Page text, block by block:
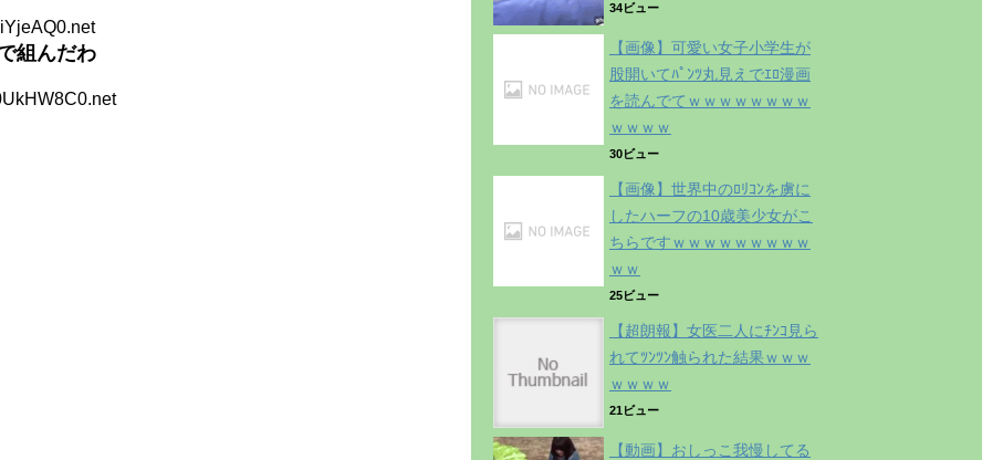
組んだわ
34ビュー
【画像】可愛い女子小学生が
股開いてﾊﾟﾝﾂ丸見えでｴﾛ漫画
を読んでてｗｗｗｗｗｗｗｗ
ｗｗｗｗ
30ビュー
【画像】世界中のﾛﾘｺﾝを虜に
したハーフの10歳美少女がこ
ちらですｗｗｗｗｗｗｗｗｗ
ｗｗ
25ビュー
【超朗報】女医二人にﾁﾝｺ見ら
れてﾂﾝﾂﾝ触られた結果ｗｗｗ
ｗｗｗｗ
21ビュー
【動画】おしっこ我慢してる